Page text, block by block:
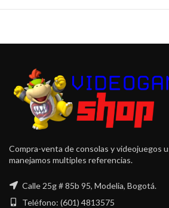
Compra-venta de consolas y videojuegos
manejamos multiples referencias.
Calle 25g # 85b 95, Modelia, Bogotá.
Teléfono: (601) 4813575